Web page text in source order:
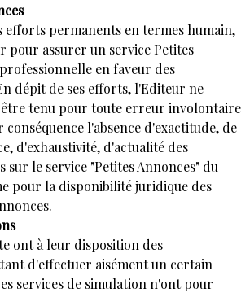
efforts permanents en termes humain,
pour assurer un service Petites
en faveur des
dépit de ses efforts, l'Editeur ne
être tenu pour toute erreur involontaire
l'absence d'exactitude, de
d'exhaustivité, d'actualité des
le service "Petites Annonces" du
pour la disponibilité juridique des
ont à leur disposition des
d'effectuer aisément un certain
services de simulation n'ont pour